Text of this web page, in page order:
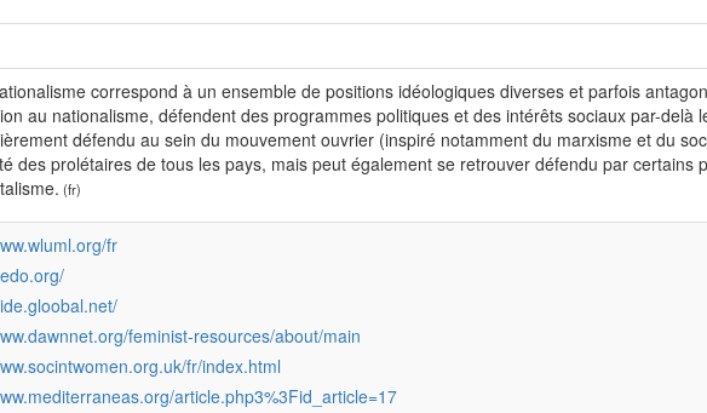
correspond à un ensemble de positions idéologiques diverses et parfois
au nationalisme, défendent des programmes politiques et des intérêts sociaux par-delà
défendu au sein du mouvement ouvrier (inspiré notamment du marxisme et du
des prolétaires de tous les pays, mais peut également se retrouver défendu par certains
(fr)
fr
feminist-resources/about/main
fr/index.html
article.php3%3Fid_article=17